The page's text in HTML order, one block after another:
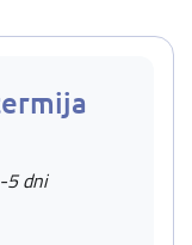
5 dni